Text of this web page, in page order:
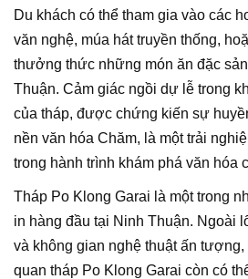
Du khách có thể tham gia vào các
văn nghệ, múa hát truyền thống,
thưởng thức những món ăn đặc
Thuận. Cảm giác ngồi dự lễ trong
của tháp, được chứng kiến sự
nền văn hóa Chăm, là một trải
trong hành trình khám phá văn hóa
Tháp Po Klong Garai là một trong
in hàng đầu tại Ninh Thuận. Ngoài
và không gian nghệ thuật ấn
quan tháp Po Klong Garai còn có